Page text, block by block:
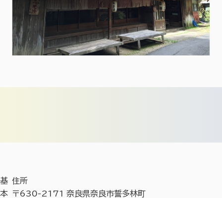
基
本
住所
〒630-2171 奈良県奈良市誓多林町